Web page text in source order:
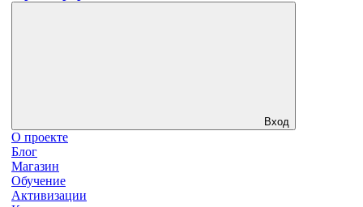
Вход
О проекте
Блог
Магазин
Обучение
Активизации